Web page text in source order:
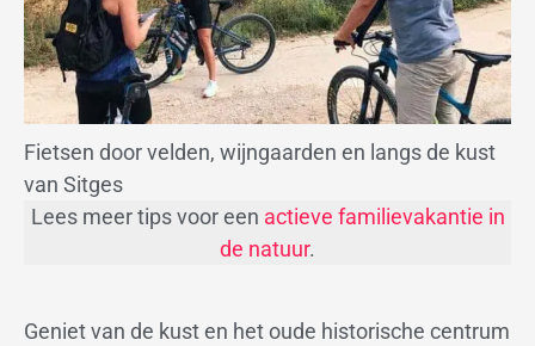
Fietsen door velden, wijngaarden en langs de kust
van Sitges
Lees meer tips voor een actieve familievakantie in
de natuur.
Geniet van de kust en het oude historische centrum